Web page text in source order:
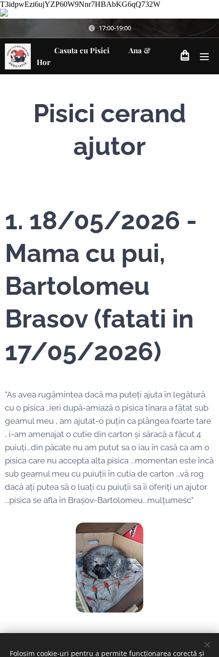
T3idpwEzi6ujYZP60W9Nnr7HBAbKG6qQ732W
17:00-19:00
Casuta cu Pisici Ana &
Hor
Pisici cerand
ajutor
1. 18/05/2026 -
Mama cu pui,
Bartolomeu
Brasov (fatati in
17/05/2026)
"As avea rugămintea dacă ma puteți ajuta în legătură
cu o pisica ..ieri după-amiază o pisica tînara a fătat sub
geamul meu , am ajutat-o puțin ca plângea foarte tare
, i-am amenajat o cutie din carton și săracă a făcut 4
puiuți...din păcate nu am putut sa o iau în casă ca am o
pisica care nu accepta alta pisica ...momentan este încă
sub geamul meu cu puiuții în cutia de carton ...vă rog
dacă ați putea să o luați cu puiuții sa îi oferiți un ajutor
...pisica se afla în Brașov-Bartolomeu...mulțumesc"
Folosim cookie-uri pentru a permite funcționarea corectă și